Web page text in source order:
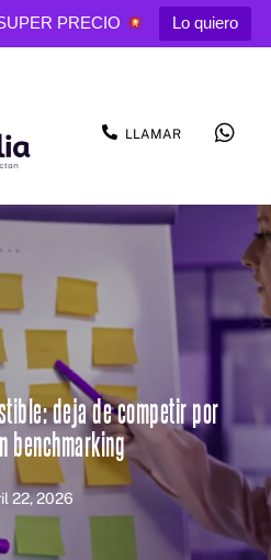
PRECIO Lo quiero
LLAMAR
deja de competir por
benchmarking
22, 2026